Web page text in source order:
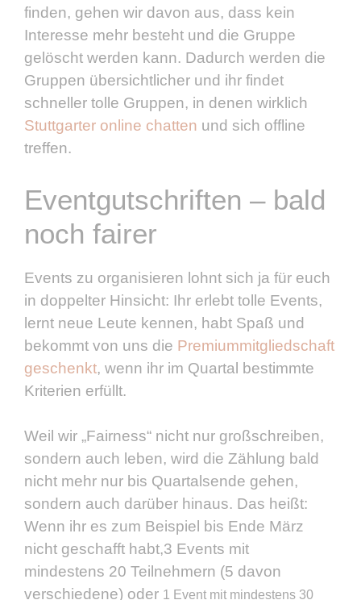
finden, gehen wir davon aus, dass kein
Interesse mehr besteht und die Gruppe
gelöscht werden kann. Dadurch werden die
Gruppen übersichtlicher und ihr findet
schneller tolle Gruppen, in denen wirklich
Stuttgarter online chatten und sich offline
treffen.
Eventgutschriften – bald
noch fairer
Events zu organisieren lohnt sich ja für euch
in doppelter Hinsicht: Ihr erlebt tolle Events,
lernt neue Leute kennen, habt Spaß und
bekommt von uns die Premiummitgliedschaft
geschenkt, wenn ihr im Quartal bestimmte
Kriterien erfüllt.
Weil wir „Fairness“ nicht nur großschreiben,
sondern auch leben, wird die Zählung bald
nicht mehr nur bis Quartalsende gehen,
sondern auch darüber hinaus. Das heißt:
Wenn ihr es zum Beispiel bis Ende März
nicht geschafft habt,3 Events mit
mindestens 20 Teilnehmern (5 davon
verschiedene) oder 1 Event mit mindestens 30